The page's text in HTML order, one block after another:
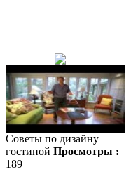
Советы по дизайну
гостиной Просмотры :
189